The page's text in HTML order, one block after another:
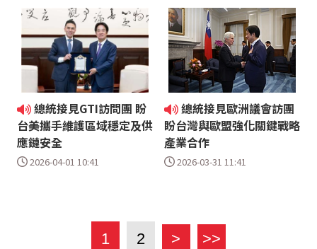
總統接見GTI訪問團 盼
台美攜手維護區域穩定及供
應鏈安全
2026-04-01 10:41
總統接見歐洲議會訪團
盼台灣與歐盟強化關鍵戰略
產業合作
2026-03-31 11:41
1 2 > >>